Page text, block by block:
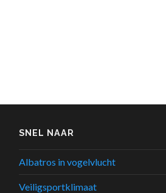
SNEL NAAR
Albatros in vogelvlucht
Veiligsportklimaat